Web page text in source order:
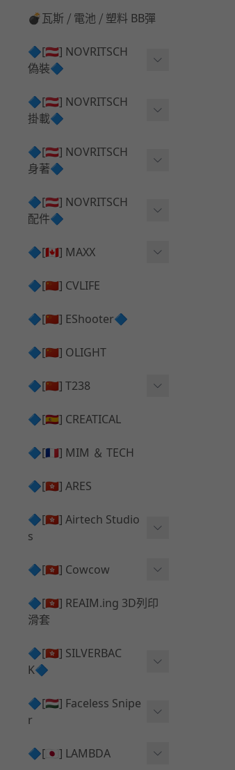
💣瓦斯 ⧸ 電池 ⧸ 塑料 BB彈
🔷[🇦🇹] NOVRITSCH
偽裝🔷
上衣夾克 ⧸ Jacket
兜帽 ⧸ Hood
手持 裝備 ⧸ 偽裝
披肩 ⧸ Shoulder Piece
onie
🔷[🇦🇹] NOVRITSCH
掛載🔷
AR ⧸ DMR 彈匣用
SMG ⧸ SSR90 彈匣用
腰包 ⧸ 萬用包
HPA 氣瓶袋 ⧸ 水袋包
手槍 彈匣用
🔷[🇦🇹] NOVRITSCH
身著🔷
闊邊帽 ⧸ Boonie Hat
戰術背心+前掛 ⧸ Plate Car
rier+Flap
tlebelt
護目鏡 ⧸ 除霧器
腰帶 ⧸ 腿掛
🔷[🇦🇹] NOVRITSCH
配件🔷
✅ 快拔槍套 ⧸ 槍背帶
✅ 槍架 ⧸ 訓練靶具 ⧸ 工具
🔷[🇨🇦] MAXX
AEG 活塞頭 ⧸ AEG Piston
HOP座 ⧸ HOP-UP
競速扳機 ⧸ Speed Trigger
彈匣釋放鈕 ⧸ Mag Releas
推嘴 ⧸ Nozzle
🔷[🇨🇳] CVLIFE
🔷[🇨🇳] EShooter🔷
🔷[🇨🇳] OLIGHT
🔷[🇨🇳] T238
電子扳機
發光器
🔷[🇪🇸] CREATICAL
🔷[🇫🇷] MIM ＆ TECH
🔷[🇭🇰] ARES
🔷[🇭🇰] Airtech Studio
s
VFC
G＆G
Krytac
KWA
Tokyo Marui
PROWIN
MAXX
🔷[🇭🇰] Cowcow
TM Glock 系列
Action Army AAP01 系列
UMAREX VFC 系列
KWA⧸KSC系列
🔷[🇭🇰] REAIM.ing 3D列印
滑套
🔷[🇭🇰] SILVERBAC
K🔷
SRS ⧸ HTI 🟦 主體 ⧸ 彈匣
✅ 碳纖管 ⧸ 彈簧
TAC-41 👁️‍🗨️ 外觀 ⧸ 色彩
🔷[🇭🇺] Faceless Snipe
r
Mk23 ⧸ SSX23
🔷[🇯🇵] LAMBDA